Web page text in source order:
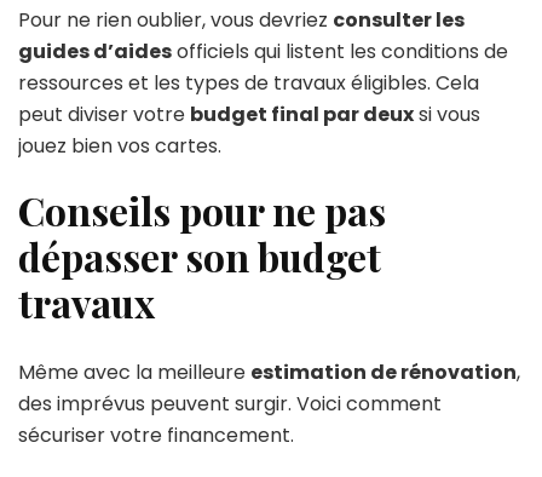
Pour ne rien oublier, vous devriez consulter les
guides d’aidesofficiels qui listent les conditions de
ressources et les types de travaux éligibles. Cela
peut diviser votre budget final par deuxsi vous
jouez bien vos cartes.
Conseils pour ne pas
dépasser son budget
travaux
Même avec la meilleure estimation de rénovation,
des imprévus peuvent surgir. Voici comment
sécuriser votre financement.